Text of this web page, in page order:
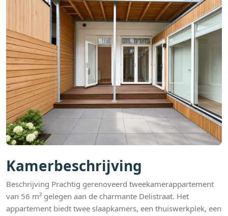
Kamerbeschrijving
Beschrijving Prachtig gerenoveerd tweekamerappartement
van 56 m² gelegen aan de charmante Delistraat. Het
appartement biedt twee slaapkamers, een thuiswerkplek, een